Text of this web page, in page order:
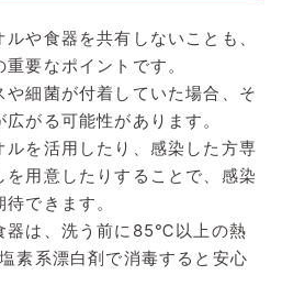
や食器を共有しないことも、
要なポイントです。
や細菌が付着していた場合、そ
がる可能性があります。
を活用したり、感染した方専
用意したりすることで、感染
できます。
器は、洗う前に85℃以上の熱
素系漂白剤で消毒すると安心